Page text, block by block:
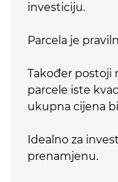
investiciju.
Parcela je
Također postoji
parcele iste
ukupna cijena
Idealno za
prenamjenu.